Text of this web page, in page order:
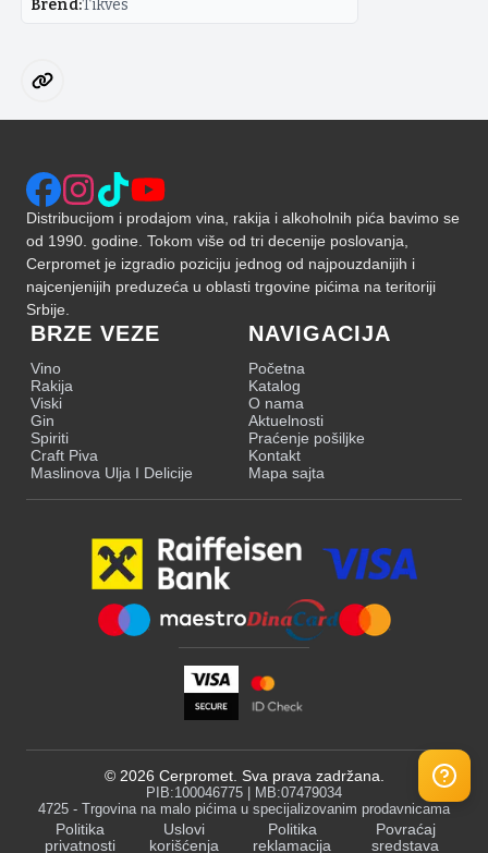
Brend:Tikves
Distribucijom i prodajom vina, rakija i alkoholnih pića bavimo se
od 1990. godine. Tokom više od tri decenije poslovanja,
Cerpromet je izgradio poziciju jednog od najpouzdanijih i
najcenjenijih preduzeća u oblasti trgovine pićima na teritoriji
Srbije.
BRZE VEZE
Vino
Rakija
Viski
Gin
Spiriti
Craft Piva
Maslinova Ulja I Delicije
NAVIGACIJA
Početna
Katalog
O nama
Aktuelnosti
Praćenje pošiljke
Kontakt
Mapa sajta
© 2026 Cerpromet. Sva prava zadržana.
PIB:100046775 | MB:07479034
4725 - Trgovina na malo pićima u specijalizovanim prodavnicama
Politika
privatnosti
Uslovi
korišćenja
Politika
reklamacija
Povraćaj
sredstava